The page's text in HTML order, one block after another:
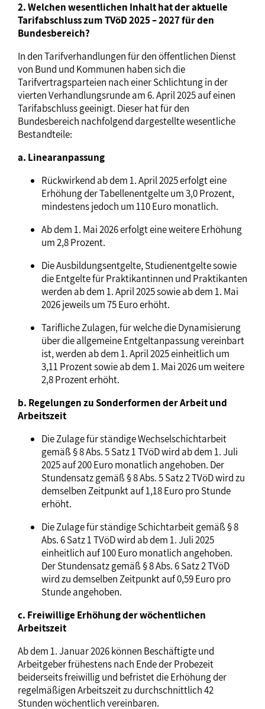
2. Welchen wesentlichen Inhalt hat der aktuelle
Tarifabschluss zum TVöD 2025 – 2027 für den
Bundesbereich?
In den Tarifverhandlungen für den öffentlichen Dienst
von Bund und Kommunen haben sich die
Tarifvertragsparteien nach einer Schlichtung in der
vierten Verhandlungsrunde am 6. April 2025 auf einen
Tarifabschluss geeinigt. Dieser hat für den
Bundesbereich nachfolgend dargestellte wesentliche
Bestandteile:
a. Linearanpassung
Rückwirkend ab dem 1. April 2025 erfolgt eine
Erhöhung der Tabellenentgelte um 3,0 Prozent,
mindestens jedoch um 110 Euro monatlich.
Ab dem 1. Mai 2026 erfolgt eine weitere Erhöhung
um 2,8 Prozent.
Die Ausbildungsentgelte, Studienentgelte sowie
die Entgelte für Praktikantinnen und Praktikanten
werden ab dem 1. April 2025 sowie ab dem 1. Mai
2026 jeweils um 75 Euro erhöht.
Tarifliche Zulagen, für welche die Dynamisierung
über die allgemeine Entgeltanpassung vereinbart
ist, werden ab dem 1. April 2025 einheitlich um
3,11 Prozent sowie ab dem 1. Mai 2026 um weitere
2,8 Prozent erhöht.
b. Regelungen zu Sonderformen der Arbeit und
Arbeitszeit
Die Zulage für ständige Wechselschichtarbeit
gemäß § 8 Abs. 5 Satz 1 TVöD wird ab dem 1. Juli
2025 auf 200 Euro monatlich angehoben. Der
Stundensatz gemäß § 8 Abs. 5 Satz 2 TVöD wird zu
demselben Zeitpunkt auf 1,18 Euro pro Stunde
erhöht.
Die Zulage für ständige Schichtarbeit gemäß § 8
Abs. 6 Satz 1 TVöD wird ab dem 1. Juli 2025
einheitlich auf 100 Euro monatlich angehoben.
Der Stundensatz gemäß § 8 Abs. 6 Satz 2 TVöD
wird zu demselben Zeitpunkt auf 0,59 Euro pro
Stunde angehoben.
c. Freiwillige Erhöhung der wöchentlichen
Arbeitszeit
Ab dem 1. Januar 2026 können Beschäftigte und
Arbeitgeber frühestens nach Ende der Probezeit
beiderseits freiwillig und befristet die Erhöhung der
regelmäßigen Arbeitszeit zu durchschnittlich 42
Stunden wöchentlich vereinbaren.